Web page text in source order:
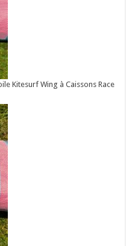
Kitesurf Wing à Caissons Race